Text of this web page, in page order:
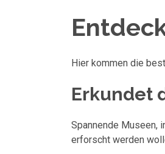
Hier kommen die
Erkundet
Spannende Museen,
erforscht werden